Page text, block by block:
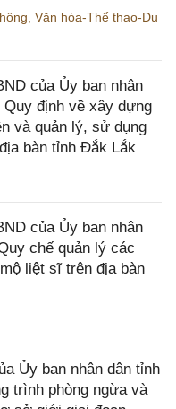
Văn hóa-Thể thao-Du
của Ủy ban nhân
định về xây dựng
và quản lý, sử dụng
bàn tỉnh Đắk Lắk
của Ủy ban nhân
chế quản lý các
liệt sĩ trên địa bàn
Ủy ban nhân dân tỉnh
trình phòng ngừa và